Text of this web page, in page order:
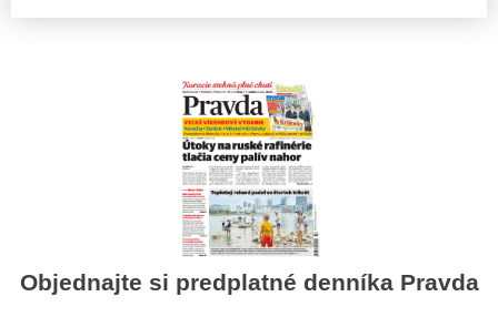
Objednajte si predplatné denníka Pravda